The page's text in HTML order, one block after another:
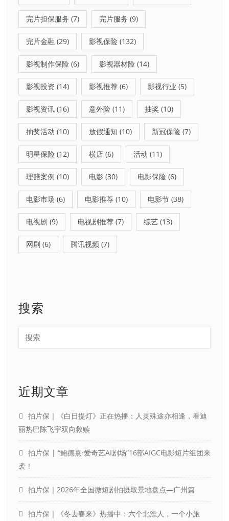
完片担保服务 (7) 完片服务 (9)
完片金融 (29) 影视保险 (132)
影视制作保险 (6) 影视器材险 (14)
影视投资 (14) 影视推荐 (6) 影视行业 (5)
影视资讯 (16) 意外险 (11) 抽奖 (10)
抽奖活动 (10) 放假通知 (10) 新冠保险 (7)
明星保险 (12) 横店 (6) 活动 (11)
理赔案例 (10) 电影 (30) 电影保险 (6)
电影市场 (6) 电影推荐 (10) 电影节 (38)
电视剧 (9) 电视剧推荐 (7) 综艺 (13)
网剧 (6) 腾讯视频 (7)
搜索
近期文章
拍片保｜《白日提灯》正在热播：人灵殊途亦相逢，看迪
丽热巴陈飞宇双向救赎
拍片保 | “鲍德熹·爱奇艺AI剧场”16部AIGC电影短片组团来
袭！
拍片保｜2026年全国微短剧拍摄取景地盘点—广州篇
拍片保｜《冬去春来》热播中：六个北漂人，一个小旅